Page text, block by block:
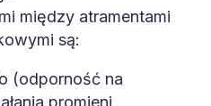
między atramentami
są:
(odporność na
promieni